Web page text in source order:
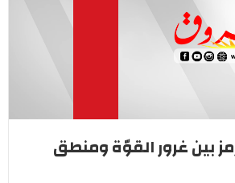
بين غرور القوّة ومنطق